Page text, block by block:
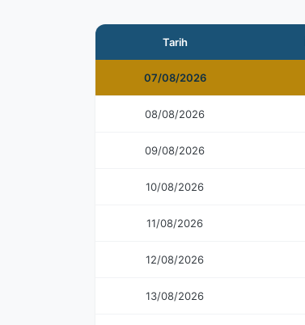
Tarih
07/08/2026
08/08/2026
09/08/2026
10/08/2026
11/08/2026
12/08/2026
13/08/2026